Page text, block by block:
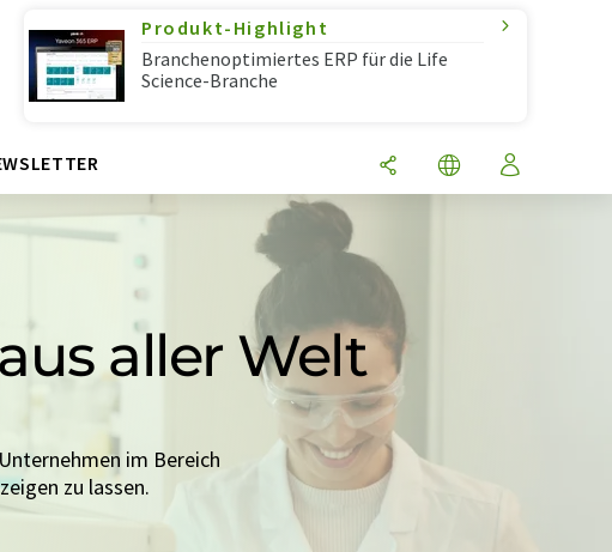
Produkt-Highlight
Branchenoptimiertes ERP für die Life
Science-Branche
aller Welt
im Bereich
zu lassen.